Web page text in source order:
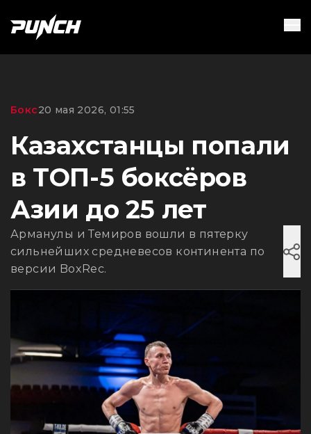
Бокс20 мая 2026, 01:55
Казахстанцы попали
в ТОП-5 боксёров
Азии до 25 лет
Арманулы и Темиров вошли в пятерку
сильнейших средневесов континента по
версии BoxRec.